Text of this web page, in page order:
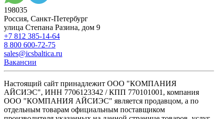
198035
Россия, Санкт-Петербург
улица Степана Разина, дом 9
+7 812 385-14-64
8 800 600-72-75
sales@icsbaltica.ru
Вакансии
Настоящий сайт принадлежит ООО "КОМПАНИЯ
АЙСИЭС", ИНН 7706123342 / КПП 770101001, компания
ООО "КОМПАНИЯ АЙСИЭС" является продавцом, а по
отдельным товарам официальным поставщиком